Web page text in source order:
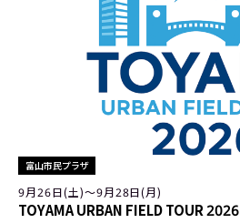
富山市民プラザ
9月26日(土)〜9月28日(月)
TOYAMA URBAN FIELD TOUR 2026